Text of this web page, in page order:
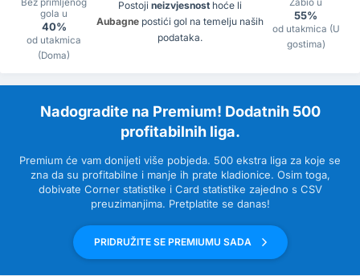
Bez primljenog
gola u
40%
od utakmica
(Doma)
Postoji neizvjesnost hoće li
Aubagne postići gol na temelju naših
podataka.
Zabio u
55%
od utakmica (U
gostima)
Nadogradite na Premium! Dodatnih 500
profitabilnih liga.
Premium će vam donijeti više pobjeda. 500 ekstra liga za koje se
zna da su profitabilne i manje ih prate kladionice. Osim toga,
dobivate Corner statistike i Card statistike zajedno s CSV
preuzimanjima. Pretplatite se danas!
PRIDRUŽITE SE PREMIUMU SADA